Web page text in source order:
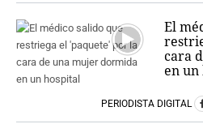
El
cara
en
PERIODISTA DIGITAL